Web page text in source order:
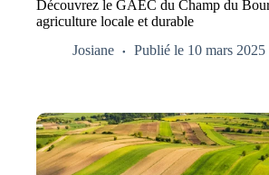
Découvrez le GAEC du Champ du
agriculture locale et durable
Josiane
Publié le 10 mars 2025